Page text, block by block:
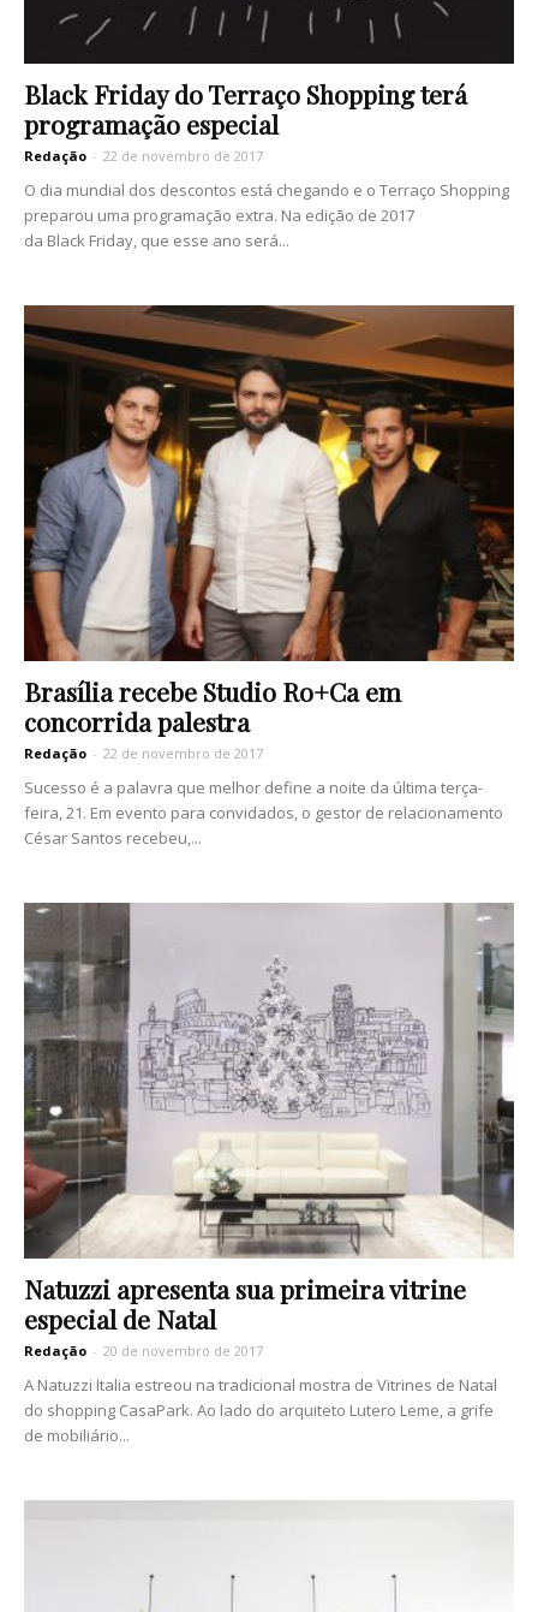
Black Friday do Terraço Shopping terá
programação especial
Redação - 22 de novembro de 2017
O dia mundial dos descontos está chegando e o Terraço Shopping
preparou uma programação extra. Na edição de 2017
da Black Friday, que esse ano será...
Brasília recebe Studio Ro+Ca em
concorrida palestra
Redação - 22 de novembro de 2017
Sucesso é a palavra que melhor define a noite da última terça-
feira, 21. Em evento para convidados, o gestor de relacionamento
César Santos recebeu,...
Natuzzi apresenta sua primeira vitrine
especial de Natal
Redação - 20 de novembro de 2017
A Natuzzi Italia estreou na tradicional mostra de Vitrines de Natal
do shopping CasaPark. Ao lado do arquiteto Lutero Leme, a grife
de mobiliário...